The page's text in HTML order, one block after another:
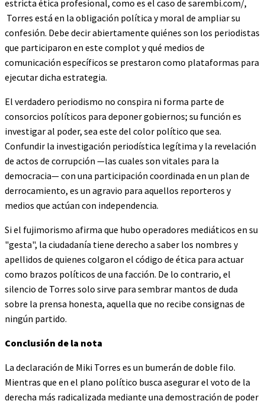
estricta ética profesional, como es el caso de sarembi.com/,
Torres está en la obligación política y moral de ampliar su
confesión. Debe decir abiertamente quiénes son los periodistas
que participaron en este complot y qué medios de
comunicación específicos se prestaron como plataformas para
ejecutar dicha estrategia.
El verdadero periodismo no conspira ni forma parte de
consorcios políticos para deponer gobiernos; su función es
investigar al poder, sea este del color político que sea.
Confundir la investigación periodística legítima y la revelación
de actos de corrupción —las cuales son vitales para la
democracia— con una participación coordinada en un plan de
derrocamiento, es un agravio para aquellos reporteros y
medios que actúan con independencia.
Si el fujimorismo afirma que hubo operadores mediáticos en su
"gesta", la ciudadanía tiene derecho a saber los nombres y
apellidos de quienes colgaron el código de ética para actuar
como brazos políticos de una facción. De lo contrario, el
silencio de Torres solo sirve para sembrar mantos de duda
sobre la prensa honesta, aquella que no recibe consignas de
ningún partido.
Conclusión de la nota
La declaración de Miki Torres es un bumerán de doble filo.
Mientras que en el plano político busca asegurar el voto de la
derecha más radicalizada mediante una demostración de poder